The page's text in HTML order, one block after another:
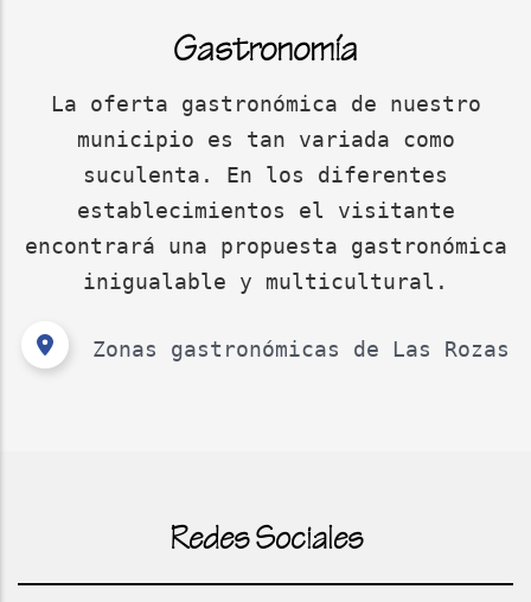
Gastronomía
La oferta gastronómica de nuestro
municipio es tan variada como
suculenta. En los diferentes
establecimientos el visitante
encontrará una propuesta gastronómica
inigualable y multicultural.
Zonas gastronómicas de Las Rozas
Redes Sociales